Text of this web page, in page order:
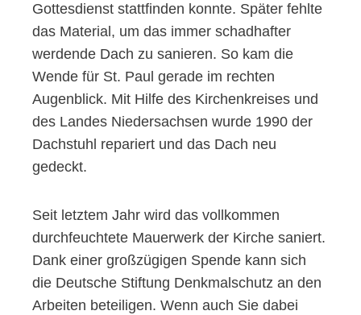
Gottesdienst stattfinden konnte. Später fehlte
das Material, um das immer schadhafter
werdende Dach zu sanieren. So kam die
Wende für St. Paul gerade im rechten
Augenblick. Mit Hilfe des Kirchenkreises und
des Landes Niedersachsen wurde 1990 der
Dachstuhl repariert und das Dach neu
gedeckt.
Seit letztem Jahr wird das vollkommen
durchfeuchtete Mauerwerk der Kirche saniert.
Dank einer großzügigen Spende kann sich
die Deutsche Stiftung Denkmalschutz an den
Arbeiten beteiligen. Wenn auch Sie dabei